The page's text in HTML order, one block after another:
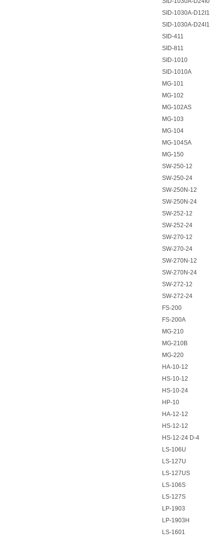
SID-1030A-D12I1
SID-1030A-D24I1
SID-411
SID-811
SID-1010
SID-1010A
MG-101
MG-102
MG-102AS
MG-103
MG-104
MG-104SA
MG-150
SW-250-12
SW-250-24
SW-250N-12
SW-250N-24
SW-252-12
SW-252-24
SW-270-12
SW-270-24
SW-270N-12
SW-270N-24
SW-272-12
SW-272-24
FS-200
FS-200A
MG-210
MG-210B
MG-220
HA-10-12
HS-10-12
HS-10-24
HP-10
HA-12-12
HS-12-12
HS-12-24 D-4
LS-106U
LS-127U
LS-127US
LS-106S
LS-127S
LP-1903
LP-1903H
LS-1601